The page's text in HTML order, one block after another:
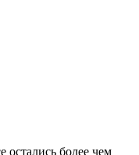
остались более чем